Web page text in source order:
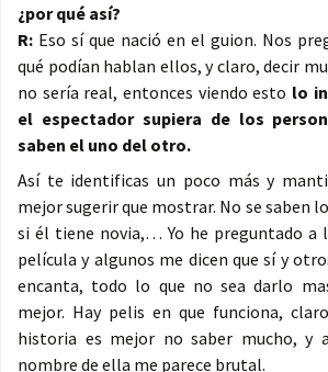
¿por qué así?
R: Eso sí que nació en el guion. Nos
qué podían hablan ellos, y claro, decir
no sería real, entonces viendo esto lo
el espectador supiera de los
saben el uno del otro.
Así te identificas un poco más y
mejor sugerir que mostrar. No se saben
si él tiene novia,… Yo he preguntado a
película y algunos me dicen que sí y
encanta, todo lo que no sea darlo
mejor. Hay pelis en que funciona,
historia es mejor no saber mucho, y
nombre de ella me parece brutal.